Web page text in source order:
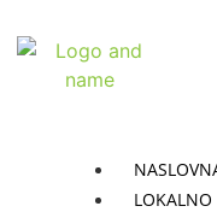
LOKALNO